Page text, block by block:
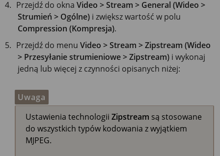
Przejdź do oknaVideo > Stream > General (Wideo >
Strumień > Ogólne) i zwiększ wartość w polu
Compression (Kompresja).
Przejdź do menuVideo > Stream > Zipstream (Wideo
> Przesyłanie strumieniowe > Zipstream) i wykonaj
jedną lub więcej z czynności opisanych niżej:
Uwaga
Ustawienia technologii Zipstream są stosowane
do wszystkich typów kodowania z wyjątkiem
MJPEG.